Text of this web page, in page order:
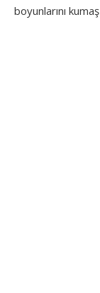
boyunlarını